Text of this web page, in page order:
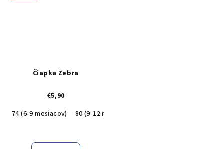
Čiapka Zebra
€5,90
74 (6-9 mesiacov)
80 (9-12 mesiacov)